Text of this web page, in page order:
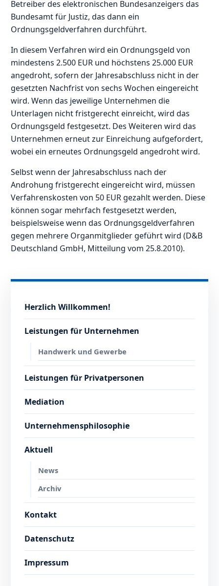
Betreiber des elektronischen Bundesanzeigers das
Bundesamt für Justiz, das dann ein
Ordnungsgeldverfahren durchführt.
In diesem Verfahren wird ein Ordnungsgeld von
mindestens 2.500 EUR und höchstens 25.000 EUR
angedroht, sofern der Jahresabschluss nicht in der
gesetzten Nachfrist von sechs Wochen eingereicht
wird. Wenn das jeweilige Unternehmen die
Unterlagen nicht fristgerecht einreicht, wird das
Ordnungsgeld festgesetzt. Des Weiteren wird das
Unternehmen erneut zur Einreichung aufgefordert,
wobei ein erneutes Ordnungsgeld angedroht wird.
Selbst wenn der Jahresabschluss nach der
Androhung fristgerecht eingereicht wird, müssen
Verfahrenskosten von 50 EUR gezahlt werden. Diese
können sogar mehrfach festgesetzt werden,
beispielsweise wenn das Ordnungsgeldverfahren
gegen mehrere Organmitglieder geführt wird (D&B
Deutschland GmbH, Mitteilung vom 25.8.2010).
Herzlich Willkommen!
Leistungen für Unternehmen
Handwerk und Gewerbe
Leistungen für Privatpersonen
Mediation
Unternehmensphilosophie
Aktuell
News
Archiv
Kontakt
Datenschutz
Impressum